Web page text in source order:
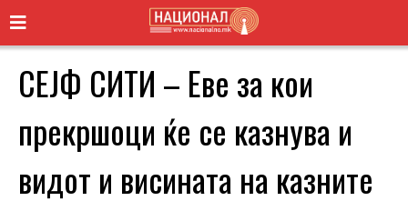
СЕЈФ СИТИ – Еве за кои
прекршоци ќе се казнува и
видот и висината на казните